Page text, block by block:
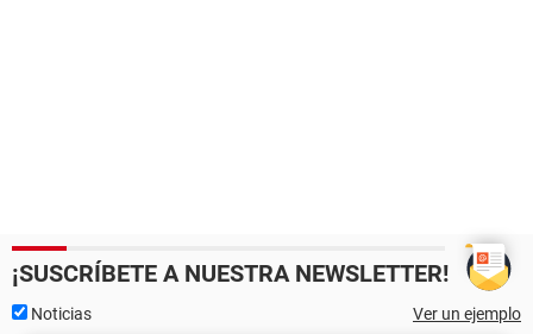
¡SUSCRÍBETE A NUESTRA NEWSLETTER!
Noticias Ver un ejemplo